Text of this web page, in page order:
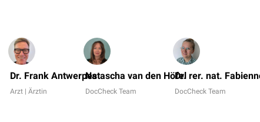
Dr. Frank Antwerpes
Arzt | Ärztin
Natascha van den Höfel
DocCheck Team
Dr. rer. nat.
DocCheck Team